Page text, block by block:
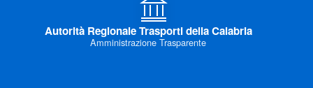
Autorità Regionale Trasporti della Calabria
Amministrazione Trasparente